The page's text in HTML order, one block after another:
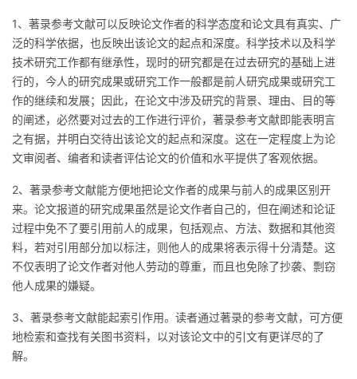
1、著录参考文献可以反映论文作者的科学态度和论文具有真实、广
泛的科学依据，也反映出该论文的起点和深度。科学技术以及科学
技术研究工作都有继承性，现时的研究都是在过去研究的基础上进
行的，今人的研究成果或研究工作一般都是前人研究成果或研究工
作的继续和发展；因此，在论文中涉及研究的背景、理由、目的等
的阐述，必然要对过去的工作进行评价，著录参考文献即能表明言
之有据，并明白交待出该论文的起点和深度。这在一定程度上为论
文审阅者、编者和读者评估论文的价值和水平提供了客观依据。
2、著录参考文献能方便地把论文作者的成果与前人的成果区别开
来。论文报道的研究成果虽然是论文作者自己的，但在阐述和论证
过程中免不了要引用前人的成果，包括观点、方法、数据和其他资
料，若对引用部分加以标注，则他人的成果将表示得十分清楚。这
不仅表明了论文作者对他人劳动的尊重，而且也免除了抄袭、剽窃
他人成果的嫌疑。
3、著录参考文献能起索引作用。读者通过著录的参考文献，可方便
地检索和查找有关图书资料，以对该论文中的引文有更详尽的了
解。